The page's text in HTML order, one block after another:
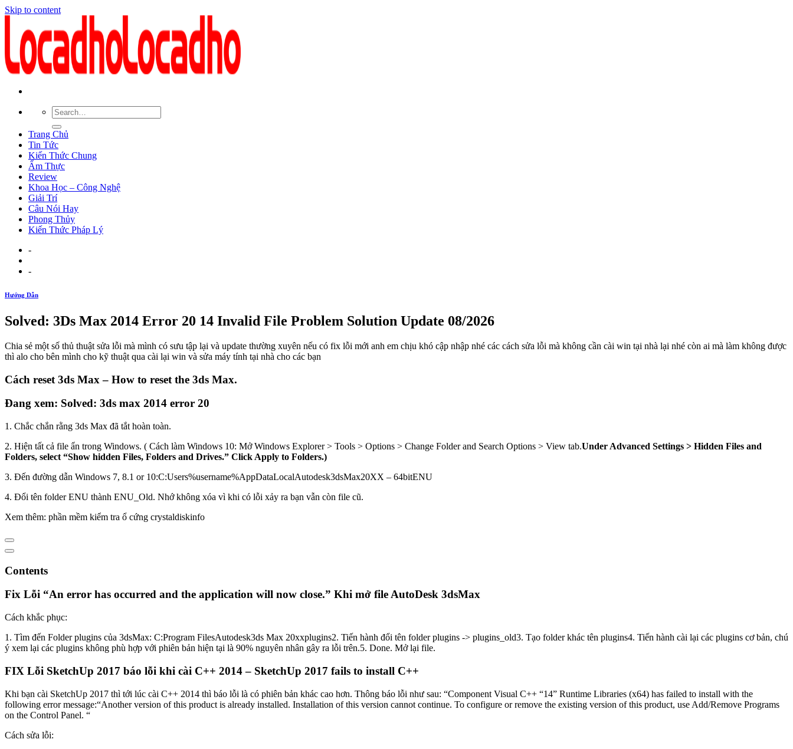
Skip to content
Trang Chủ
Tin Tức
Kiến Thức Chung
Ẩm Thực
Review
Khoa Học – Công Nghệ
Giải Trí
Câu Nói Hay
Phong Thủy
Kiến Thức Pháp Lý
-
-
Hướng Dẫn
Solved: 3Ds Max 2014 Error 20 14 Invalid File Problem Solution Update 08/2026
Chia sẻ một số thủ thuật sửa lỗi mà mình có sưu tập lại và update thường xuyên nếu có fix lỗi mới anh em chịu khó cập nhập nhé các cách sửa lỗi mà không cần cài win tại nhà lại nhé còn ai mà làm không được
thì alo cho bên mình cho kỹ thuật qua cài lại win và sửa máy tính tại nhà cho các bạn
Cách reset 3ds Max – How to reset the 3ds Max.
Đang xem: Solved: 3ds max 2014 error 20
1. Chắc chắn rằng 3ds Max đã tắt hoàn toàn.
2. Hiện tất cả file ẩn trong Windows. ( Cách làm Windows 10: Mở Windows Explorer > Tools > Options > Change Folder and Search Options > View tab.Under Advanced Settings > Hidden Files and
Folders, select “Show hidden Files, Folders and Drives.” Click Apply to Folders.)
3. Đến đường dẫn Windows 7, 8.1 or 10:C:Users%username%AppDataLocalAutodesk3dsMax20XX – 64bitENU
4. Đổi tên folder ENU thành ENU_Old. Nhớ không xóa vì khi có lỗi xảy ra bạn vẫn còn file cũ.
Xem thêm: phần mềm kiểm tra ổ cứng crystaldiskinfo
Contents
Fix Lỗi “An error has occurred and the application will now close.” Khi mở file AutoDesk 3dsMax
Cách khắc phục:
1. Tìm đến Folder plugins của 3dsMax: C:Program FilesAutodesk3ds Max 20xxplugins2. Tiến hành đổi tên folder plugins -> plugins_old3. Tạo folder khác tên plugins4. Tiến hành cài lại các plugins cơ bản, chú
ý xem lại các plugins không phù hợp với phiên bản hiện tại là 90% nguyên nhân gây ra lỗi trên.5. Done. Mở lại file.
FIX Lỗi SketchUp 2017 báo lỗi khi cài C++ 2014 – SketchUp 2017 fails to install C++
Khi bạn cài SketchUp 2017 thì tới lúc cài C++ 2014 thì báo lỗi là có phiên bản khác cao hơn. Thông báo lỗi như sau: “Component Visual C++ “14” Runtime Libraries (x64) has failed to install with the
following error message:“Another version of this product is already installed. Installation of this version cannot continue. To configure or remove the existing version of this product, use Add/Remove Programs
on the Control Panel. “
Cách sửa lỗi: